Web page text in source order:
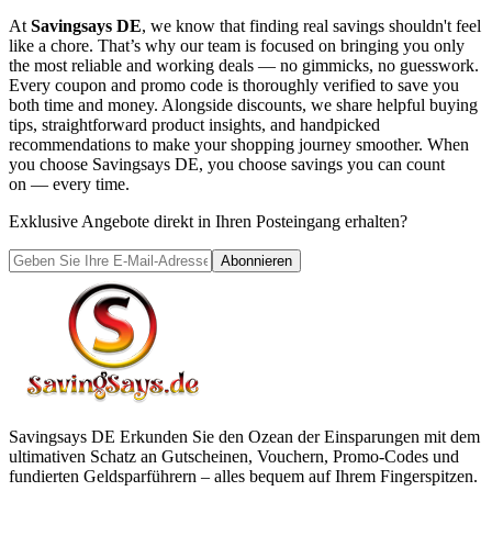
At Savingsays DE, we know that finding real savings shouldn't feel
like a chore. That’s why our team is focused on bringing you only
the most reliable and working deals — no gimmicks, no guesswork.
Every coupon and promo code is thoroughly verified to save you
both time and money. Alongside discounts, we share helpful buying
tips, straightforward product insights, and handpicked
recommendations to make your shopping journey smoother. When
you choose Savingsays DE, you choose savings you can count
on — every time.
Exklusive Angebote direkt in Ihren Posteingang erhalten?
Abonnieren
Savingsays DE Erkunden Sie den Ozean der Einsparungen mit dem
ultimativen Schatz an Gutscheinen, Vouchern, Promo-Codes und
fundierten Geldsparführern – alles bequem auf Ihrem Fingerspitzen.